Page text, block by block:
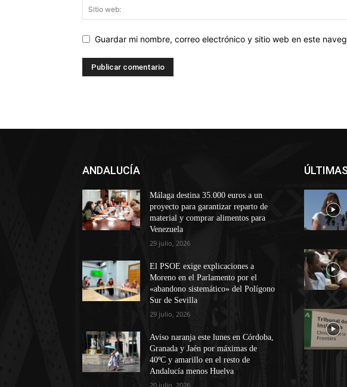
Guardar mi nombre, correo electrónico y sitio web en este
ANDALUCÍA
Málaga destina 35.000 euros a un
proyecto para garantizar reparto de
material y comprar alimentos para
Venezuela
29 julio, 2026
El PSOE exige explicaciones a
Moreno en el Parlamento por el
«abandono sistemático» del Polígono
Sur de Sevilla
29 julio, 2026
Aviso naranja este lunes en Córdoba,
Granada y Jaén por máximas de
40ºC y amarillo en el resto de
Andalucía menos Huelva
20 julio, 2026